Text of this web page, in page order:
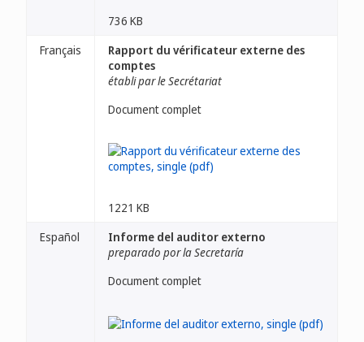
736 KB
Français
Rapport du vérificateur externe des
comptes
établi par le Secrétariat
Document complet
1221 KB
Español
Informe del auditor externo
preparado por la Secretaría
Document complet